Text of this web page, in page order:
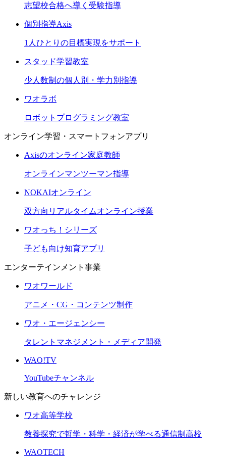
志望校合格へ導く受験指導
個別指導Axis
1人ひとりの目標実現をサポート
スタッド学習教室
少人数制の個人別・学力別指導
ワオラボ
ロボットプログラミング教室
オンライン学習・スマートフォンアプリ
Axisのオンライン家庭教師
オンラインマンツーマン指導
NOKAIオンライン
双方向リアルタイムオンライン授業
ワオっち！シリーズ
子ども向け知育アプリ
エンターテインメント事業
ワオワールド
アニメ・CG・コンテンツ制作
ワオ・エージェンシー
タレントマネジメント・メディア開発
WAO!TV
YouTubeチャンネル
新しい教育へのチャレンジ
ワオ高等学校
教養探究で哲学・科学・経済が学べる通信制高校
WAOTECH